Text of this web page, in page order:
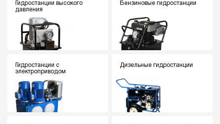
Гидростанции высокого
давления
Бензиновые гидростанции
Гидростанции с
электроприводом
Дизельные гидростанции